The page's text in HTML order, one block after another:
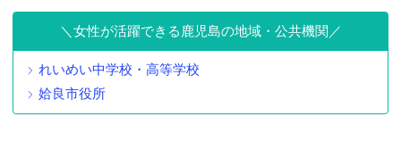
女性が活躍できる鹿児島の地域・公共機関
れいめい中学校・高等学校
姶良市役所